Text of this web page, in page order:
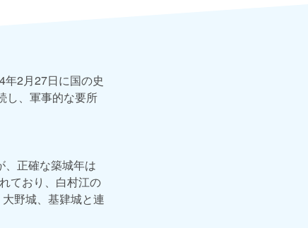
2月27日に国の史
し、軍事的な要所
、正確な築城年は
ており、白村江の
野城、基肄城と連